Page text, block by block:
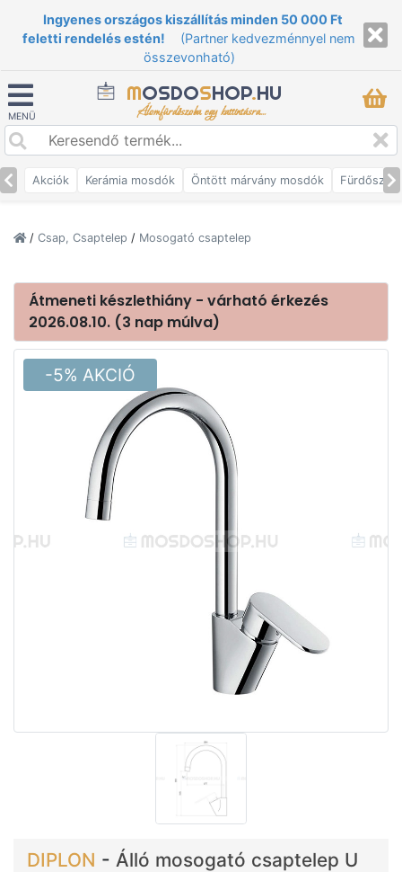
Ingyenes országos kiszállítás minden 50 000 Ft
feletti rendelés estén!
(Partner kedvezménnyel nem
összevonható)
MENÜ
MOSDOSHOP.HU
Álomfürdőszoba egy kattintásra...
Akciók Kerámia mosdók Öntött márvány mosdók
/ Csap, Csaptelep / Mosogató csaptelep
Átmeneti készlethiány - várható érkezés
2026.08.10. (3 nap múlva)
-5% AKCIÓ
DIPLON - Álló mosogató csaptelep U